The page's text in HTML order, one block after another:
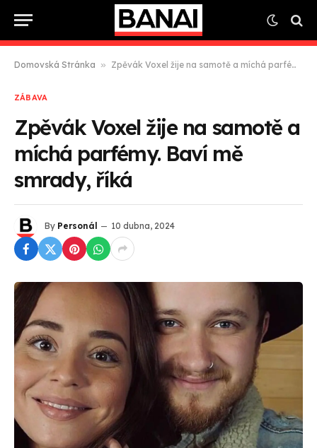
Domovská Stránka » Zpěvák Voxel žije na samotě a míchá parfémy. Baví mě smrady, říká
ZÁBAVA
Zpěvák Voxel žije na samotě a
míchá parfémy. Baví mě
smrady, říká
By Personál 10 dubna, 2024